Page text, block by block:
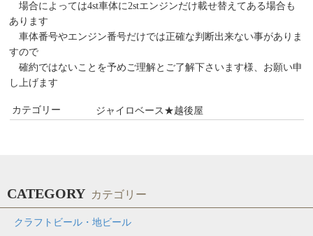
場合によっては4st車体に2stエンジンだけ載せ替えてある場合も
あります
車体番号やエンジン番号だけでは正確な判断出来ない事がありま
すので
確約ではないことを予めご理解とご了解下さいます様、お願い申
し上げます
カテゴリー ジャイロベース★越後屋
CATEGORY カテゴリー
クラフトビール・地ビール